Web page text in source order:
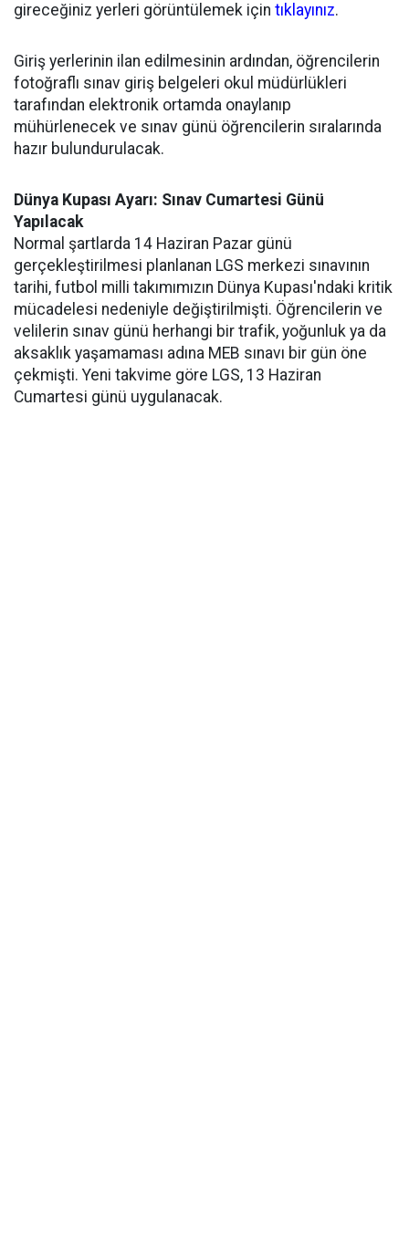
gireceğiniz yerleri görüntülemek için tıklayınız.
Giriş yerlerinin ilan edilmesinin ardından, öğrencilerin
fotoğraflı sınav giriş belgeleri okul müdürlükleri
tarafından elektronik ortamda onaylanıp
mühürlenecek ve sınav günü öğrencilerin sıralarında
hazır bulundurulacak.
Dünya Kupası Ayarı: Sınav Cumartesi Günü
Yapılacak
Normal şartlarda 14 Haziran Pazar günü
gerçekleştirilmesi planlanan LGS merkezi sınavının
tarihi, futbol milli takımımızın Dünya Kupası'ndaki kritik
mücadelesi nedeniyle değiştirilmişti. Öğrencilerin ve
velilerin sınav günü herhangi bir trafik, yoğunluk ya da
aksaklık yaşamaması adına MEB sınavı bir gün öne
çekmişti. Yeni takvime göre LGS, 13 Haziran
Cumartesi günü uygulanacak.